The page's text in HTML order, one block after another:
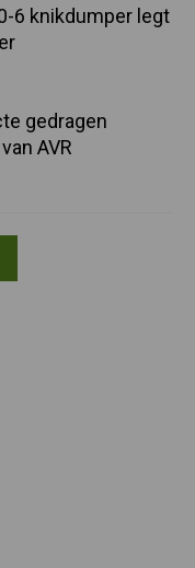
6 knikdumper legt
gedragen
AVR